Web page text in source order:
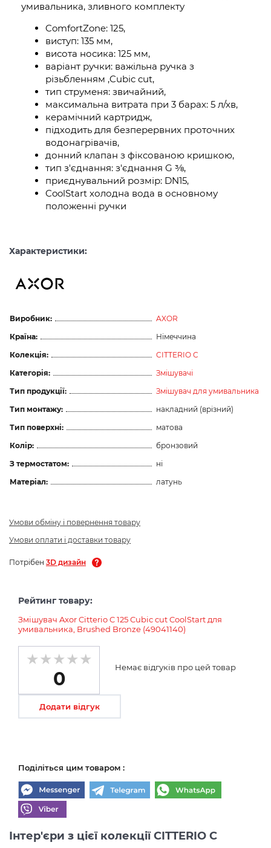
умивальника, зливного комплекту
ComfortZone: 125,
виступ: 135 мм,
висота носика: 125 мм,
варіант ручки: важільна ручка з
різьбленням ,Cubic cut,
тип струменя: звичайний,
максимальна витрата при 3 барах: 5 л/хв,
керамічний картридж,
підходить для безперервних проточних
водонагрівачів,
донний клапан з фіксованою кришкою,
тип з'єднання: з'єднання G ⅜,
приєднувальний розмір: DN15,
CoolStart холодна вода в основному
положенні ручки
Характеристики:
Виробник:
AXOR
Країна:
Німеччина
Колекція:
CITTERIO C
Категорія:
Змішувачі
Тип продукції:
Змішувач для умивальника
Тип монтажу:
накладний (врізний)
Тип поверхні:
матова
Колір:
бронзовий
З термостатом:
ні
Матеріал:
латунь
Умови обміну і повернення товару
Умови оплати і доставки товару
Потрібен 3D дизайн
Рейтинг товару:
Змішувач Axor Citterio C 125 Cubic cut CoolStart для
умивальника, Brushed Bronze (49041140)
0
Немає відгуків про цей товар
Додати відгук
Поділіться цим товаром :
Інтер'єри з цієї колекції CITTERIO C